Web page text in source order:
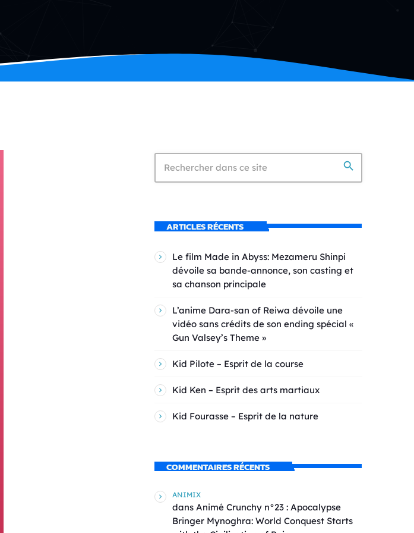
search
ARTICLES RÉCENTS
Le film Made in Abyss: Mezameru Shinpi
dévoile sa bande-annonce, son casting et
sa chanson principale
L’anime Dara-san of Reiwa dévoile une
vidéo sans crédits de son ending spécial «
Gun Valsey’s Theme »
Kid Pilote – Esprit de la course
Kid Ken – Esprit des arts martiaux
Kid Fourasse – Esprit de la nature
COMMENTAIRES RÉCENTS
ANIMIX
dans Animé Crunchy n°23 : Apocalypse
Bringer Mynoghra: World Conquest Starts